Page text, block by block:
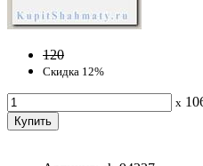
120
Скидка 12%
x